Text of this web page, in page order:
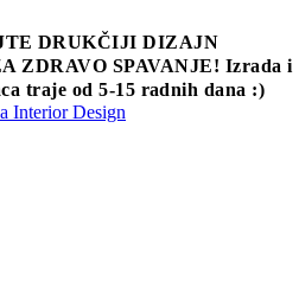
DRUKČIJI DIZAJN
ZDRAVO SPAVANJE! Izrada i
traje od 5-15 radnih dana :)